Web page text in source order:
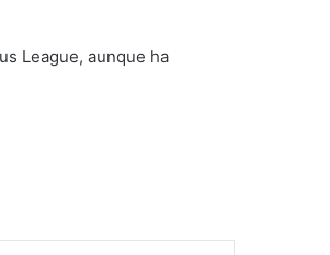
League, aunque ha